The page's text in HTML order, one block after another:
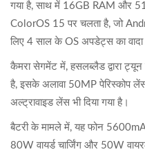
गया है, साथ में 16GB RAM और
ColorOS 15 पर चलता है, जो
लिए 4 साल के OS अपडेट्स का वादा
कैमरा सेगमेंट में, हसलब्लैड द्वारा
है, इसके अलावा 50MP पेरिस्कोप
अल्ट्रावाइड लेंस भी दिया गया है।
बैटरी के मामले में, यह फोन
80W वायर्ड चार्जिंग और 50W